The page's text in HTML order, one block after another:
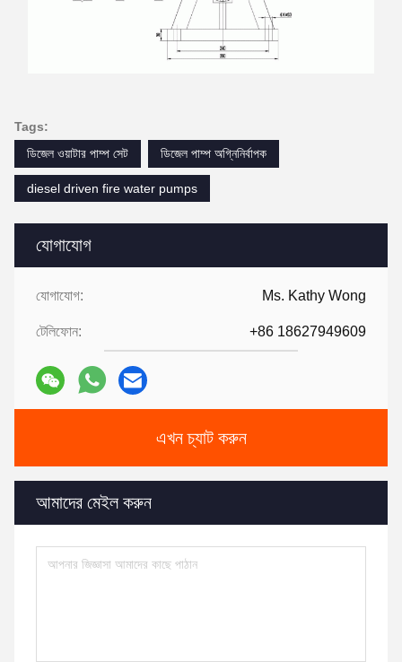
যোগাযোগ
যোগাযোগ: Ms. Kathy Wong
টেলিফোন: +86 18627949609
এখন চ্যাট করুন
আমাদের মেইল করুন
Tags:
ডিজেল ওয়াটার পাম্প সেট
ডিজেল পাম্প অগ্নিনির্বাপক
diesel driven fire water pumps